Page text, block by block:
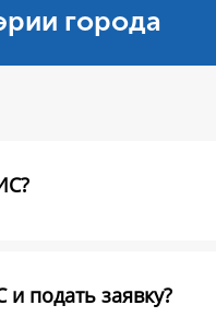
города
подать заявку?